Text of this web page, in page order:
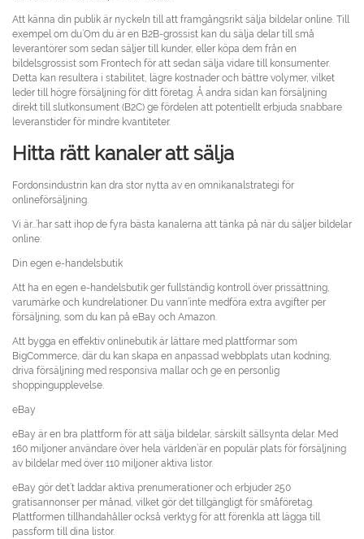
Att känna din publik är nyckeln till att framgångsrikt sälja bildelar online. Till
exempel om du’Om du är en B2B-grossist kan du sälja delar till små
leverantörer som sedan säljer till kunder, eller köpa dem från en
bildelsgrossist som Frontech för att sedan sälja vidare till konsumenter.
Detta kan resultera i stabilitet, lägre kostnader och bättre volymer, vilket
leder till högre försäljning för ditt företag. Å andra sidan kan försäljning
direkt till slutkonsument (B2C) ge fördelen att potentiellt erbjuda snabbare
leveranstider för mindre kvantiteter.
Hitta rätt kanaler att sälja
Fordonsindustrin kan dra stor nytta av en omnikanalstrategi för
onlineförsäljning.
Vi är...’har satt ihop de fyra bästa kanalerna att tänka på när du säljer bildelar
online:
Din egen e-handelsbutik
Att ha en egen e-handelsbutik ger fullständig kontroll över prissättning,
varumärke och kundrelationer. Du vann’inte medföra extra avgifter per
försäljning, som du kan på eBay och Amazon.
Att bygga en effektiv onlinebutik är lättare med plattformar som
BigCommerce, där du kan skapa en anpassad webbplats utan kodning,
driva försäljning med responsiva mallar och ge en personlig
shoppingupplevelse.
eBay
eBay är en bra plattform för att sälja bildelar, särskilt sällsynta delar. Med
160 miljoner användare över hela världen’är en populär plats för försäljning
av bildelar med över 110 miljoner aktiva listor.
eBay gör det’t laddar aktiva prenumerationer och erbjuder 250
gratisannonser per månad, vilket gör det tillgängligt för småföretag.
Plattformen tillhandahåller också verktyg för att förenkla att lägga till
passform till dina listor.